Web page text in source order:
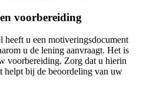
voorbereiding
u een motiveringsdocument
u de lening aanvraagt. Het is
voorbereiding. Zorg dat u hierin
helpt bij de beoordeling van uw